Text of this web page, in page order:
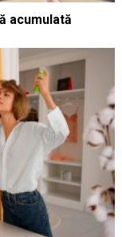
acumulată